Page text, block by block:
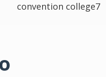
convention college7